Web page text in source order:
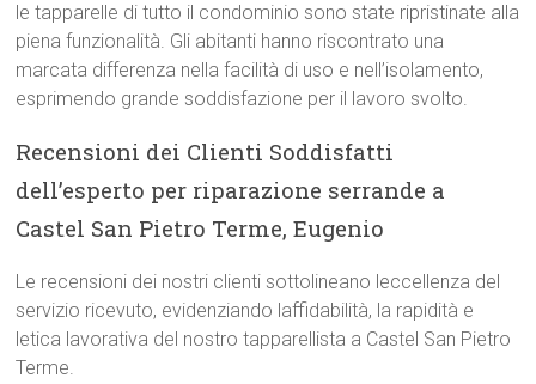
le tapparelle di tutto il condominio sono state ripristinate alla
piena funzionalità. Gli abitanti hanno riscontrato una
marcata differenza nella facilità di uso e nell’isolamento,
esprimendo grande soddisfazione per il lavoro svolto.
Recensioni dei Clienti Soddisfatti
dell’esperto per riparazione serrande a
Castel San Pietro Terme, Eugenio
Le recensioni dei nostri clienti sottolineano leccellenza del
servizio ricevuto, evidenziando laffidabilità, la rapidità e
letica lavorativa del nostro tapparellista a Castel San Pietro
Terme.